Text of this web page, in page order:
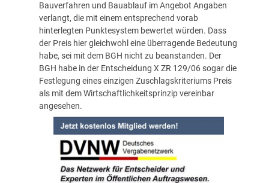
Bauverfahren und Bauablauf im Angebot Angaben
verlangt, die mit einem entsprechend vorab
hinterlegten Punktesystem bewertet würden. Dass
der Preis hier gleichwohl eine überragende Bedeutung
habe, sei mit dem BGH nicht zu beanstanden. Der
BGH habe in der Entscheidung X ZR 129/06 sogar die
Festlegung eines einzigen Zuschlagskriteriums Preis
als mit dem Wirtschaftlichkeitsprinzip vereinbar
angesehen.